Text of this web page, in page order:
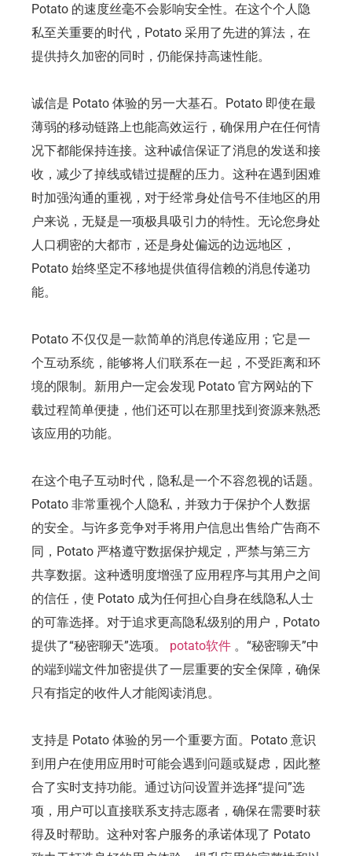
Potato 的速度丝毫不会影响安全性。在这个个人隐
私至关重要的时代，Potato 采用了先进的算法，在
提供持久加密的同时，仍能保持高速性能。
诚信是 Potato 体验的另一大基石。Potato 即使在最
薄弱的移动链路上也能高效运行，确保用户在任何情
况下都能保持连接。这种诚信保证了消息的发送和接
收，减少了掉线或错过提醒的压力。这种在遇到困难
时加强沟通的重视，对于经常身处信号不佳地区的用
户来说，无疑是一项极具吸引力的特性。无论您身处
人口稠密的大都市，还是身处偏远的边远地区，
Potato 始终坚定不移地提供值得信赖的消息传递功
能。
Potato 不仅仅是一款简单的消息传递应用；它是一
个互动系统，能够将人们联系在一起，不受距离和环
境的限制。新用户一定会发现 Potato 官方网站的下
载过程简单便捷，他们还可以在那里找到资源来熟悉
该应用的功能。
在这个电子互动时代，隐私是一个不容忽视的话题。
Potato 非常重视个人隐私，并致力于保护个人数据
的安全。与许多竞争对手将用户信息出售给广告商不
同，Potato 严格遵守数据保护规定，严禁与第三方
共享数据。这种透明度增强了应用程序与其用户之间
的信任，使 Potato 成为任何担心自身在线隐私人士
的可靠选择。对于追求更高隐私级别的用户，Potato
提供了“秘密聊天”选项。 potato软件 。“秘密聊天”中
的端到端文件加密提供了一层重要的安全保障，确保
只有指定的收件人才能阅读消息。
支持是 Potato 体验的另一个重要方面。Potato 意识
到用户在使用应用时可能会遇到问题或疑虑，因此整
合了实时支持功能。通过访问设置并选择“提问”选
项，用户可以直接联系支持志愿者，确保在需要时获
得及时帮助。这种对客户服务的承诺体现了 Potato